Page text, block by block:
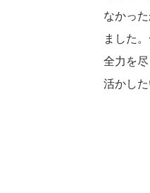
なかっ
ました
全力を
活かした